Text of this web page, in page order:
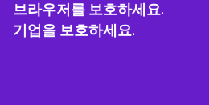
브라우저를 보호하세요.
기업을 보호하세요.